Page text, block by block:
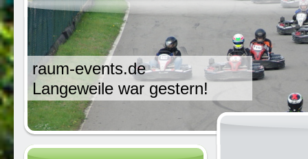
raum-events.de
Langeweile war gestern!